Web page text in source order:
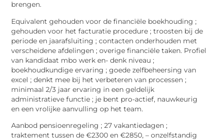
brengen.
Equivalent gehouden voor de financïële boekhouding ;
gehouden voor het facturatie procedure ; troosten bij de
periode en jaarafsluiting ; contacten onderhouden met
verscheidene afdelingen ; overige financiële taken. Profiel
van kandidaat mbo werk en- denk niveau ;
boekhoudkundige ervaring ; goede zelfbeheersing van
excel ; denkt mee bij het verbeteren van processen ;
minimaal 2/3 jaar ervaring in een geldelijk
administratieve functie ; je bent pro-actief, nauwkeurig
en een vrolijke aanvulling op het team.
Aanbod pensioenregeling ; 27 vakantiedagen ;
traktement tussen de €2300 en €2850, – onzelfstandig